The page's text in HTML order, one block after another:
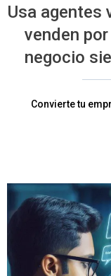
Usa agentes
venden
negocio
Convierte tu